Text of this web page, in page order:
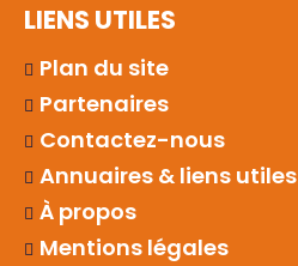
LIENS UTILES
Plan du site
Partenaires
Contactez-nous
Annuaires & liens utiles
À propos
Mentions légales